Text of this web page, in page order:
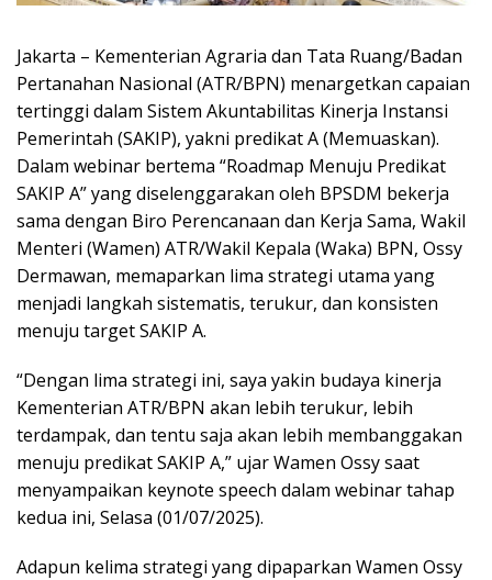
Jakarta – Kementerian Agraria dan Tata Ruang/Badan
Pertanahan Nasional (ATR/BPN) menargetkan capaian
tertinggi dalam Sistem Akuntabilitas Kinerja Instansi
Pemerintah (SAKIP), yakni predikat A (Memuaskan).
Dalam webinar bertema “Roadmap Menuju Predikat
SAKIP A” yang diselenggarakan oleh BPSDM bekerja
sama dengan Biro Perencanaan dan Kerja Sama, Wakil
Menteri (Wamen) ATR/Wakil Kepala (Waka) BPN, Ossy
Dermawan, memaparkan lima strategi utama yang
menjadi langkah sistematis, terukur, dan konsisten
menuju target SAKIP A.
“Dengan lima strategi ini, saya yakin budaya kinerja
Kementerian ATR/BPN akan lebih terukur, lebih
terdampak, dan tentu saja akan lebih membanggakan
menuju predikat SAKIP A,” ujar Wamen Ossy saat
menyampaikan keynote speech dalam webinar tahap
kedua ini, Selasa (01/07/2025).
Adapun kelima strategi yang dipaparkan Wamen Ossy